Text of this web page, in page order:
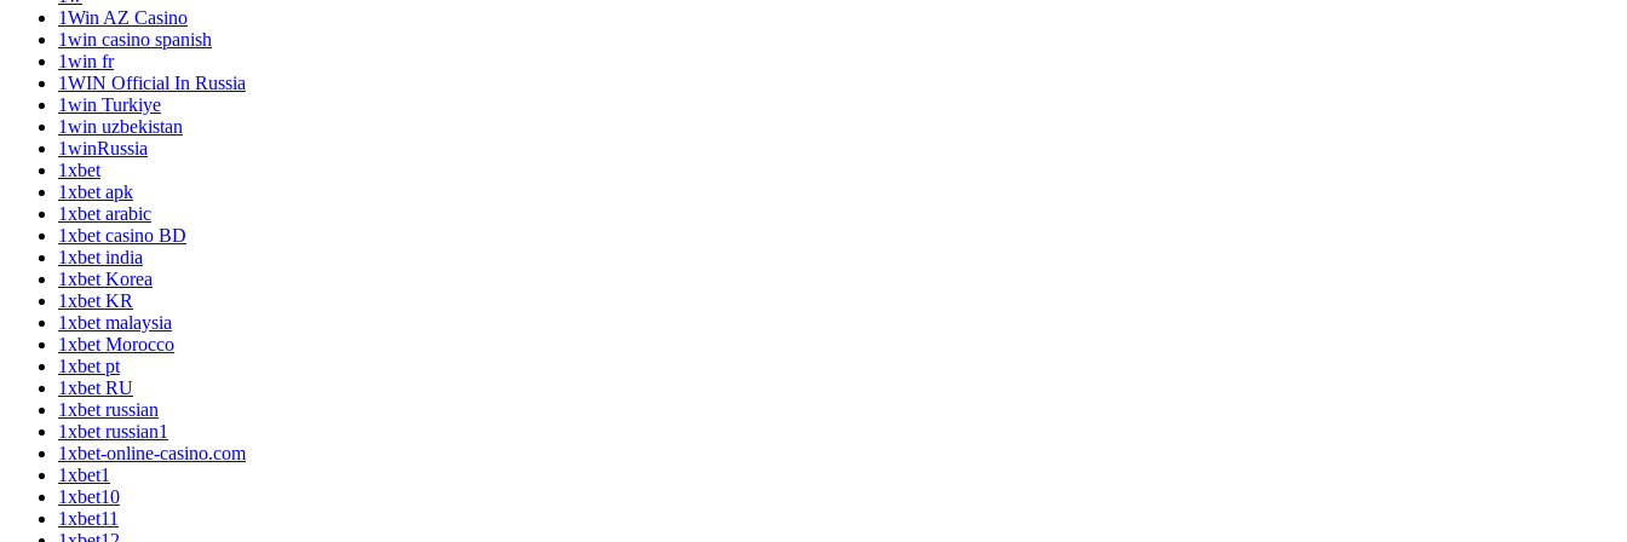
1Win AZ Casino
1win casino spanish
1win fr
1WIN Official In Russia
1win Turkiye
1win uzbekistan
1winRussia
1xbet
1xbet apk
1xbet arabic
1xbet casino BD
1xbet india
1xbet Korea
1xbet KR
1xbet malaysia
1xbet Morocco
1xbet pt
1xbet RU
1xbet russian
1xbet russian1
1xbet-online-casino.com
1xbet1
1xbet10
1xbet11